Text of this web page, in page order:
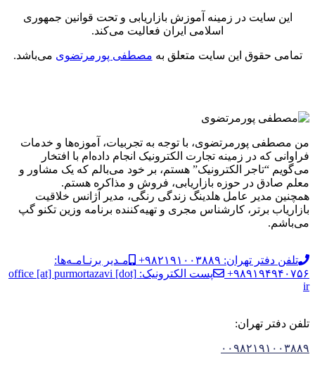
این سایت در زمینه آموزش بازاریابی و تحت قوانین جمهوری
اسلامی ایران فعالیت می‌کند.
تمامی حقوق این سایت متعلق به مصطفی پورمرتضوی می‌باشد.
من مصطفی پورمرتضوی، با توجه به تجربیات، آموزه‌ها و خدمات
فراوانی که در زمینه تجارت الکترونیک انجام داده‌ام با افتخار
می‌گویم “تاجر الکترونیک” هستم، بر خود می‌بالم که یک مشاور و
معلم صادق در حوزه بازاریابی، فروش و مذاکره هستم.
همچنین مدیر عامل هلدینگ زندگی رنگی، مدیر آژانس خلاقیت
بازاریاب برتر، کارشناس مجری و تهیه‌کننده برنامه وزین تکنو گپ
می‌باشم.
تلفن دفتر تهران: ۹۸۲۱۹۱۰۰۳۸۸۹+
مـدیر برنـامـه‌ها:
۹۸۹۱۹۴۹۴۰۷۵۶+
پست الکترونیک: office [at] purmortazavi [dot]
ir
تلفن دفتر تهران:
۰۰۹۸۲۱۹۱۰۰۳۸۸۹